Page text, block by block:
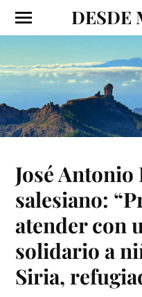
DESDE
José
salesiano:
atender con
solidario a
Siria,